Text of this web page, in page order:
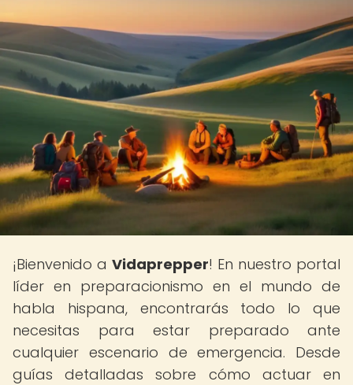
¡Bienvenido a Vidaprepper! En nuestro portal
líder en preparacionismo en el mundo de
habla hispana, encontrarás todo lo que
necesitas para estar preparado ante
cualquier escenario de emergencia. Desde
guías detalladas sobre cómo actuar en